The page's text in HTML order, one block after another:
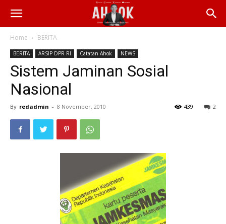
Home BERITA
BERITA ARSIP DPR RI Catatan Ahok NEWS
Sistem Jaminan Sosial
Nasional
By redadmin - 8 November, 2010 2
439